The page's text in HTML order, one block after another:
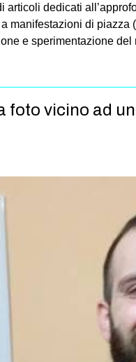
articoli dedicati
manifestazioni di
e sperimentazione del
foto vicino ad